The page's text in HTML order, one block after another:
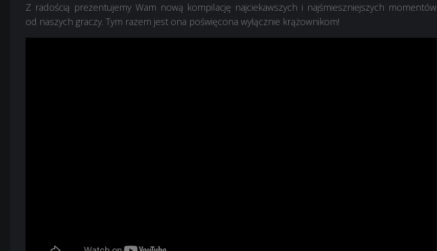
Z radością prezentujemy Wam nową kompilację najciekawszych i najśmieszniejszych momentów
od naszych graczy. Tym razem jest ona poświęcona wyłącznie krążownikom!